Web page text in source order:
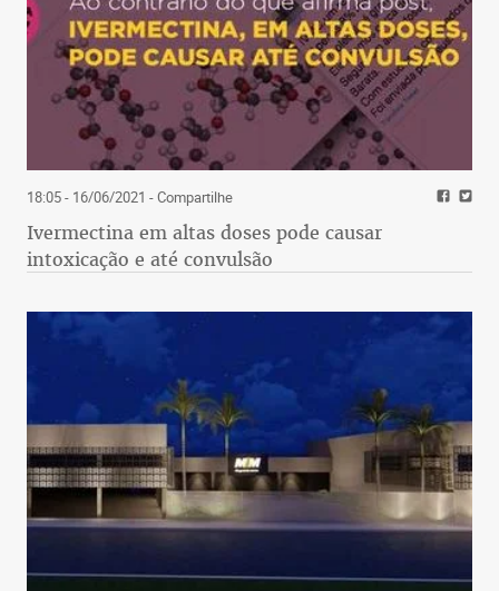
18:05 - 16/06/2021 - Compartilhe
Ivermectina em altas doses pode causar
intoxicação e até convulsão